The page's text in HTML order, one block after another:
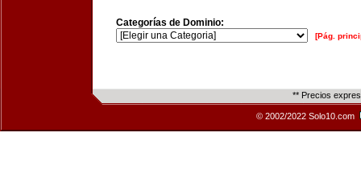
Categorías de Dominio:
[Pág.
** Precios
© 2002/2022 Solo10.com